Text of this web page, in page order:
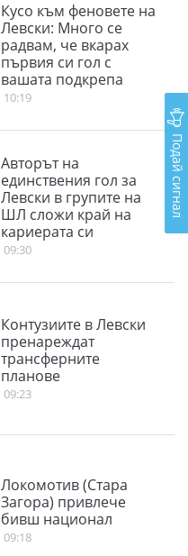
Кусо към феновете на
Левски: Много се
радвам, че вкарах
първия си гол с
вашата подкрепа
10:19
Авторът на
единствения гол за
Левски в групите на
ШЛ сложи край на
кариерата си
09:30
Контузиите в Левски
пренареждат
трансферните
планове
09:23
Локомотив (Стара
Загора) привлече
бивш национал
09:18
Подай сигнал